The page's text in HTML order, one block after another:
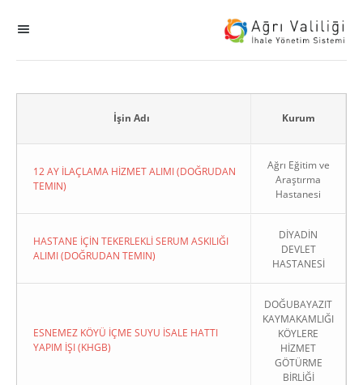
KHGB
İşin Adı Kurum
12 AY İLAÇLAMA HİZMET ALIMI (DOĞRUDAN
TEMIN)
Ağrı Eğitim ve
Araştırma
Hastanesi
HASTANE İÇİN TEKERLEKLİ SERUM ASKILIĞI
ALIMI (DOĞRUDAN TEMIN)
DİYADİN
DEVLET
HASTANESİ
ESNEMEZ KÖYÜ İÇME SUYU İSALE HATTI
YAPIM İŞI (KHGB)
DOĞUBAYAZIT
KAYMAKAMLIĞI
KÖYLERE
HİZMET
GÖTÜRME
BİRLİĞİ